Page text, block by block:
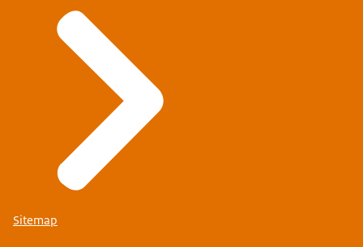
Sitemap